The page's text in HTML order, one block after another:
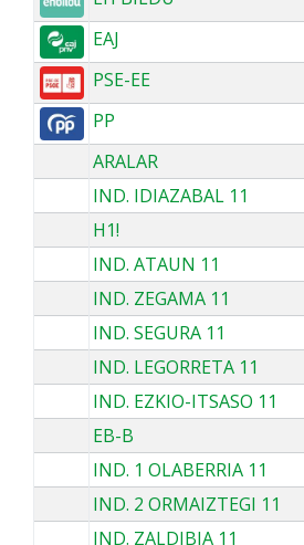
EAJ
PSE-EE
PP
ARALAR
IND. IDIAZABAL 11
H1!
IND. ATAUN 11
IND. ZEGAMA 11
IND. SEGURA 11
IND. LEGORRETA 11
IND. EZKIO-ITSASO 11
EB-B
IND. 1 OLABERRIA 11
IND. 2 ORMAIZTEGI 11
IND. ZALDIBIA 11